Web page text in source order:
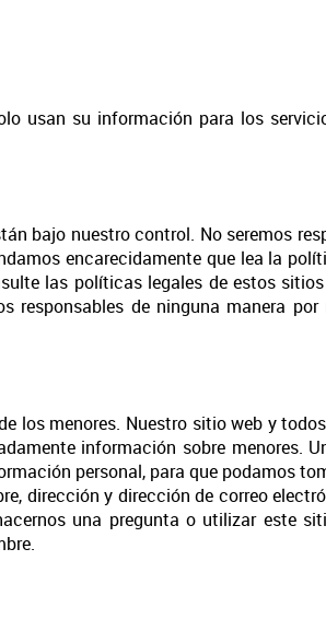
usan su información para los
bajo nuestro control. No seremos
encarecidamente que lea la
las políticas legales de estos
de ninguna manera
los menores. Nuestro sitio web y
información sobre menores.
personal, para que podamos
dirección y dirección de correo
una pregunta o utilizar este